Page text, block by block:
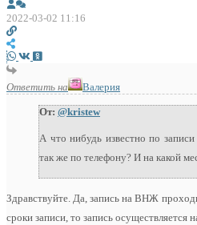
2022-03-02 11:16
Ответить на Валерия
От: @kristew
А что нибудь известно по
так же по телефону? И на какой
Здравствуйте. Да, запись на ВНЖ
сроки записи, то запись осуществляется